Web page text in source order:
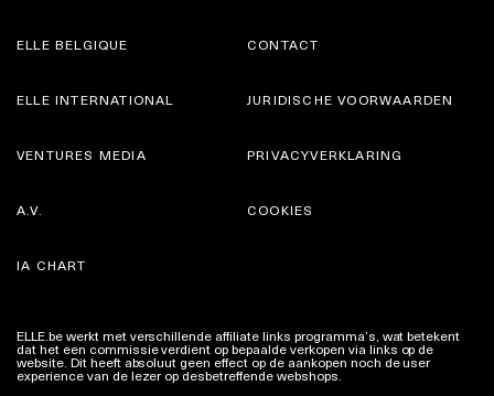
ELLE BELGIQUE CONTACT
ELLE INTERNATIONAL
VENTURES MEDIA
JURIDISCHE VOORWAARDEN
PRIVACYVERKLARING
A.V.
IA CHART
COOKIES
ELLE.be werkt met verschillende affiliate links programma’s, wat betekent
dat het een commissie verdient op bepaalde verkopen via links op de
website. Dit heeft absoluut geen effect op de aankopen noch de user
experience van de lezer op desbetreffende webshops.